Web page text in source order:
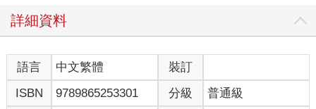
詳細資料
語言 中文繁體
裝訂
ISBN
9789865253301 分級 普通級